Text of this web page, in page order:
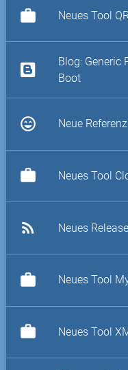
work Neues Tool
Blog: Generic
Boot
sentiment_very_satisfied Neue
work Neues Tool
rss_feed Neues
work Neues Tool
work Neues Tool